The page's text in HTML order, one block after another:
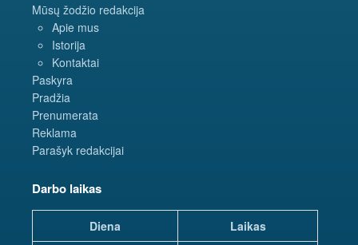
Mūsų žodžio redakcija
Apie mus
Istorija
Kontaktai
Paskyra
Pradžia
Prenumerata
Reklama
Parašyk redakcijai
Darbo laikas
Diena Laikas